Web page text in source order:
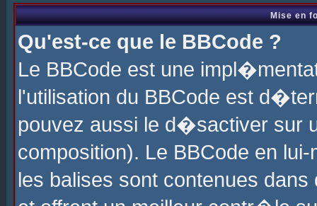
Mise en
Qu'est-ce que le BBCode ?
Le BBCode est une
l'utilisation du BBCode est
pouvez aussi le d�sactiver sur
composition). Le BBCode en
les balises sont contenues